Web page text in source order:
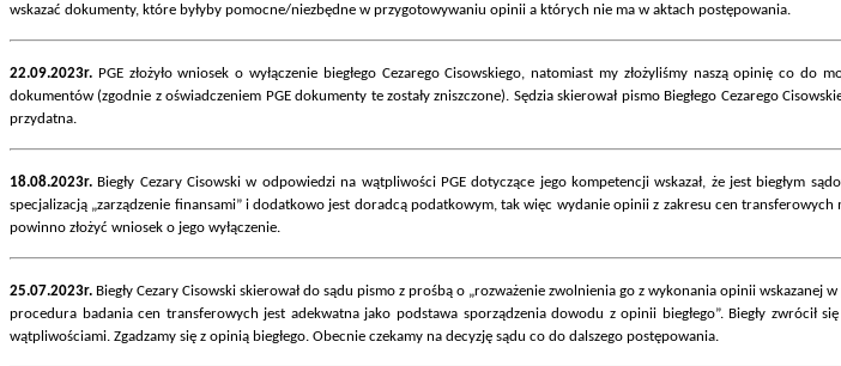
wskazać dokumenty, które byłyby pomocne/niezbędne w przygotowywaniu opinii a których nie ma w aktach postępowania.
22.09.2023r. PGE złożyło wniosek o wyłączenie biegłego Cezarego Cisowskiego, natomiast my złożyliśmy naszą opinię co
dokumentów (zgodnie z oświadczeniem PGE dokumenty te zostały zniszczone). Sędzia skierował pismo Biegłego Cezarego
przydatna.
18.08.2023r. Biegły Cezary Cisowski w odpowiedzi na wątpliwości PGE dotyczące jego kompetencji wskazał, że jest biegłym
specjalizacją „zarządzenie finansami” i dodatkowo jest doradcą podatkowym, tak więc wydanie opinii z zakresu cen
powinno złożyć wniosek o jego wyłączenie.
25.07.2023r. Biegły Cezary Cisowski skierował do sądu pismo z prośbą o „rozważenie zwolnienia go z wykonania opinii
procedura badania cen transferowych jest adekwatna jako podstawa sporządzenia dowodu z opinii biegłego”. Biegły
wątpliwościami. Zgadzamy się z opinią biegłego. Obecnie czekamy na decyzję sądu co do dalszego postępowania.